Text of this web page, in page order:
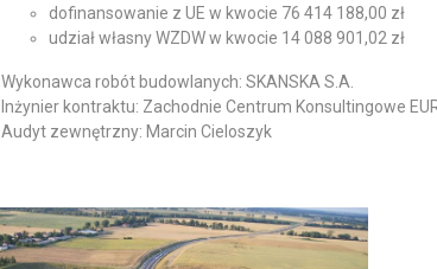
dofinansowanie z UE w kwocie 76 414 188,00 zł
udział własny WZDW w kwocie 14 088 901,02 zł
Wykonawca robót budowlanych: SKANSKA S.A.
Inżynier kontraktu: Zachodnie Centrum Konsultingowe
Audyt zewnętrzny: Marcin Cieloszyk